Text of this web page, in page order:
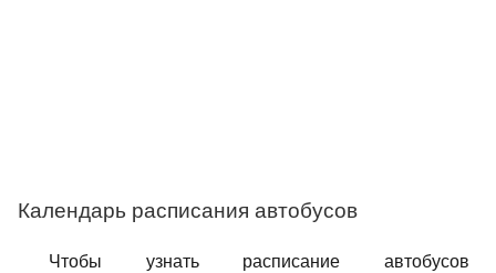
Календарь расписания автобусов
Чтобы узнать расписание автобусов